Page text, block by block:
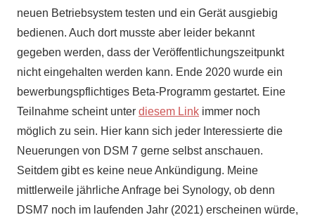
neuen Betriebsystem testen und ein Gerät ausgiebig
bedienen. Auch dort musste aber leider bekannt
gegeben werden, dass der Veröffentlichungszeitpunkt
nicht eingehalten werden kann. Ende 2020 wurde ein
bewerbungspflichtiges Beta-Programm gestartet. Eine
Teilnahme scheint unter diesem Link immer noch
möglich zu sein. Hier kann sich jeder Interessierte die
Neuerungen von DSM 7 gerne selbst anschauen.
Seitdem gibt es keine neue Ankündigung. Meine
mittlerweile jährliche Anfrage bei Synology, ob denn
DSM7 noch im laufenden Jahr (2021) erscheinen würde,